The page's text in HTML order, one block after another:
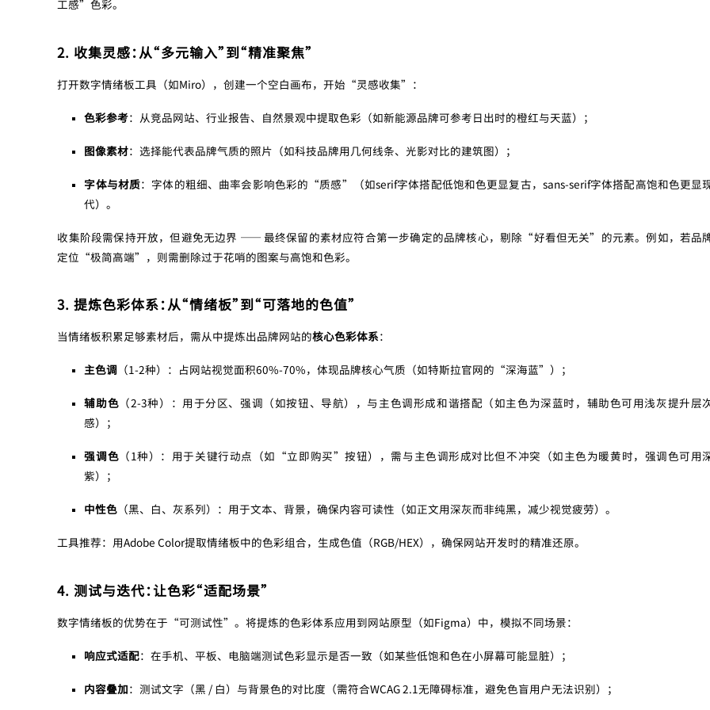
工感”色彩。
2. 收集灵感：从“多元输入”到“精准聚焦”
打开数字情绪板工具（如Miro），创建一个空白画布，开始“灵感收集”：
色彩参考：从竞品网站、行业报告、自然景观中提取色彩（如新能源品牌可参考日出时的橙红与天蓝）；
图像素材：选择能代表品牌气质的照片（如科技品牌用几何线条、光影对比的建筑图）；
字体与材质：字体的粗细、曲率会影响色彩的“质感”（如serif字体搭配低饱和色更显复古，sans-serif字体搭配高饱和色更显
代）。
收集阶段需保持开放，但避免无边界 —— 最终保留的素材应符合第一步确定的品牌核心，剔除“好看但无关”的元素。例如，若品
定位“极简高端”，则需删除过于花哨的图案与高饱和色彩。
3. 提炼色彩体系：从“情绪板”到“可落地的色值”
当情绪板积累足够素材后，需从中提炼出品牌网站的核心色彩体系 ：
主色调 （1-2种）：占网站视觉面积60%-70%，体现品牌核心气质（如特斯拉官网的“深海蓝”）；
辅助色 （2-3种）：用于分区、强调（如按钮、导航），与主色调形成和谐搭配（如主色为深蓝时，辅助色可用浅灰提升层
感）；
强调色 （1种）：用于关键行动点（如“立即购买”按钮），需与主色调形成对比但不冲突（如主色为暖黄时，强调色可用
紫）；
中性色 （黑、白、灰系列）：用于文本、背景，确保内容可读性（如正文用深灰而非纯黑，减少视觉疲劳）。
工具推荐：用Adobe Color提取情绪板中的色彩组合，生成色值（RGB/HEX），确保网站开发时的精准还原。
4. 测试与迭代：让色彩“适配场景”
数字情绪板的优势在于“可测试性”。将提炼的色彩体系应用到网站原型（如Figma）中，模拟不同场景：
响应式适配：在手机、平板、电脑端测试色彩显示是否一致（如某些低饱和色在小屏幕可能显脏）；
内容叠加 ：测试文字（黑 / 白）与背景色的对比度（需符合WCAG 2.1无障碍标准，避免色盲用户无法识别）；